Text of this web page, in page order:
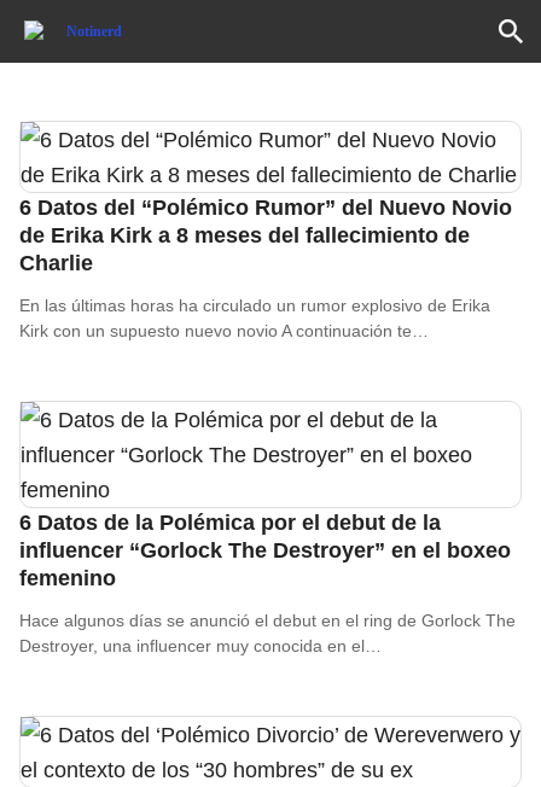
6 Datos del “Polémico Rumor” del Nuevo Novio
de Erika Kirk a 8 meses del fallecimiento de
Charlie
En las últimas horas ha circulado un rumor explosivo de Erika
Kirk con un supuesto nuevo novio A continuación te…
6 Datos de la Polémica por el debut de la
influencer “Gorlock The Destroyer” en el boxeo
femenino
Hace algunos días se anunció el debut en el ring de Gorlock The
Destroyer, una influencer muy conocida en el…